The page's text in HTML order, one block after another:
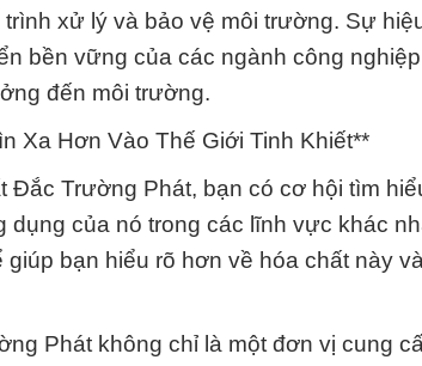
xử lý và bảo vệ môi trường. Sự
bền vững của các ngành công
đến môi trường.
Xa Hơn Vào Thế Giới Tinh Khiết**
Đắc Trường Phát, bạn có cơ hội tìm
dụng của nó trong các lĩnh vực khác
bạn hiểu rõ hơn về hóa chất này
Phát không chỉ là một đơn vị cung